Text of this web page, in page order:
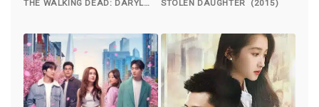
THE WALKING DEAD: DARYL
STOLEN DAUGHTER (2015)